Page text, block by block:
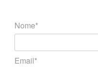
Nome*
Email*